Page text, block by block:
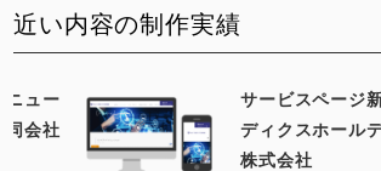
近い内容の制作実績
ニュー
同会社
サービスページ
ディクスホール
株式会社